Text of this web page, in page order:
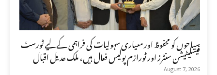
سیاحوں کو محفوظ اور معیاری سہولیات کی فراہمی کے لیے ٹورسٹ
فیسلیٹیشن سنٹرز اور ٹورازم پولیس فعال ہیں، ملک عدیل اقبال
August 7, 2026